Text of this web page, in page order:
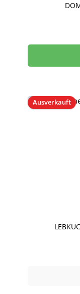
Ausverkauft